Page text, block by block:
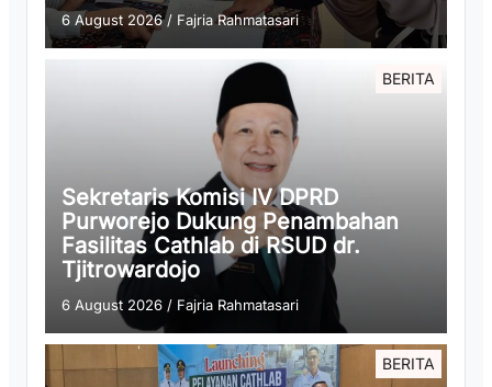
6 August 2026/ Fajria Rahmatasari
BERITA
Sekretaris Komisi IV DPRD
Purworejo Dukung Penambahan
Fasilitas Cathlab di RSUD dr.
Tjitrowardojo
6 August 2026 / Fajria Rahmatasari
BERITA